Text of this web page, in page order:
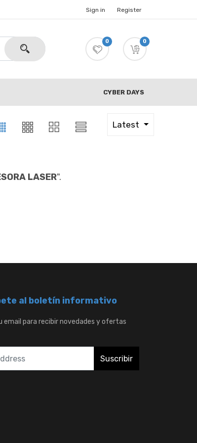
Sign in Register
0 0
CYBER DAYS
Latest
LASER".
al boletín informativo
email para recibir novedades y ofertas
Suscribir